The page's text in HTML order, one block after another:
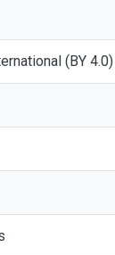
(BY 4.0)